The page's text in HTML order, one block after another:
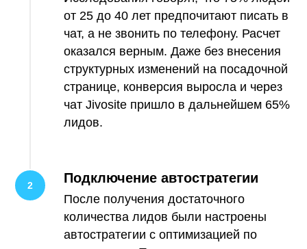
от 25 до 40 лет предпочитают писать в
чат, а не звонить по телефону. Расчет
оказался верным. Даже без внесения
структурных изменений на посадочной
странице, конверсия выросла и через
чат Jivosite пришло в дальнейшем 65%
лидов.
Подключение автостратегии
После получения достаточного
количества лидов были настроены
автостратегии с оптимизацией по